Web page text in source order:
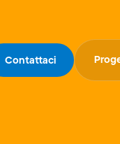
Contattaci